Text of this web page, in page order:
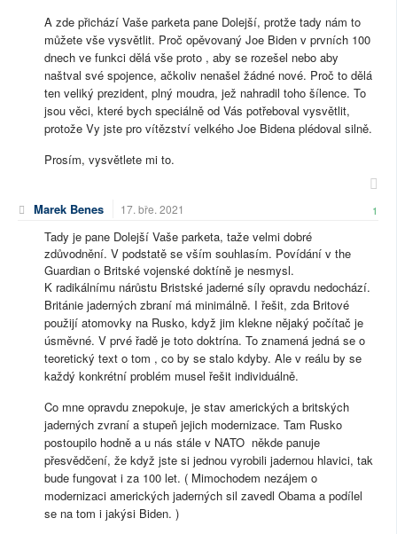
A zde přichází Vaše parketa pane Dolejší, protže tady nám to
můžete vše vysvětlit. Proč opěvovaný Joe Biden v prvních 100
dnech ve funkci dělá vše proto , aby se rozešel nebo aby
naštval své spojence, ačkoliv nenašel žádné nové. Proč to dělá
ten veliký prezident, plný moudra, jež nahradil toho šílence. To
jsou věci, které bych speciálně od Vás potřeboval vysvětlit,
protože Vy jste pro vítězství velkého Joe Bidena plédoval silně.
Prosím, vysvětlete mi to.
Marek Benes 17. bře. 2021 1
Tady je pane Dolejší Vaše parketa, taže velmi dobré
zdůvodnění. V podstatě se vším souhlasím. Povídání v the
Guardian o Britské vojenské doktíně je nesmysl.
K radikálnímu nárůstu Bristské jaderné síly opravdu nedochází.
Británie jaderných zbraní má minimálně. I řešit, zda Britové
použijí atomovky na Rusko, když jim klekne nějaký počítač je
úsměvné. V prvé řadě je toto doktrína. To znamená jedná se o
teoretický text o tom , co by se stalo kdyby. Ale v reálu by se
každý konkrétní problém musel řešit individuálně.
Co mne opravdu znepokuje, je stav amerických a britských
jaderných zvraní a stupeň jejich modernizace. Tam Rusko
postoupilo hodně a u nás stále v NATO někde panuje
přesvědčení, že když jste si jednou vyrobili jadernou hlavici, tak
bude fungovat i za 100 let. ( Mimochodem nezájem o
modernizaci amerických jaderných sil zavedl Obama a podílel
se na tom i jakýsi Biden. )